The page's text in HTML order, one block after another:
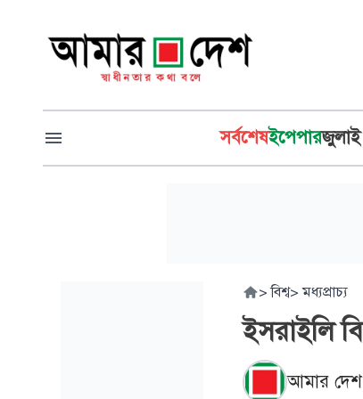
সর্বশেষইপেপারজুলাই
> বিশ্ব> মধ্যপ্রাচ্য
ইসরাইলি
আমার